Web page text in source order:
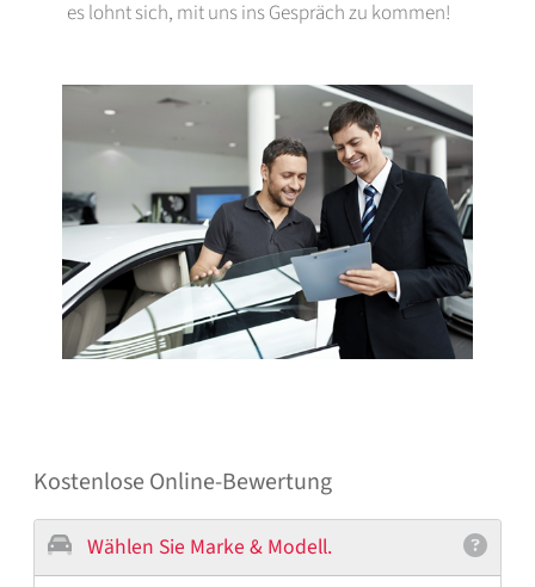
es lohnt sich, mit uns ins Gespräch zu kommen!
Kostenlose Online-Bewertung
Wählen Sie Marke & Modell.